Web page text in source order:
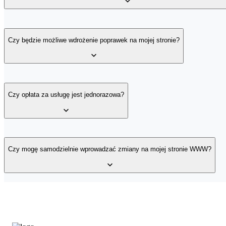
Aby skorzystać z usługi potrzebujesz posiadać: własną domenę
Czy będzie możliwe wdrożenie poprawek na mojej stronie?
Tak, po przygotowaniu wstępnego projektu przekażemy Ci go do
Czy opłata za usługę jest jednorazowa?
Tak. Koszt usługi Utworzenie strony WWW w kreatorze jest
adresem:https://home.pl/cennik
Czy mogę samodzielnie wprowadzać zmiany na mojej stronie WWW?